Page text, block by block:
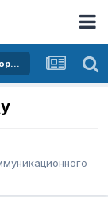
Покупка и продажа телекоммуникационного оборудования